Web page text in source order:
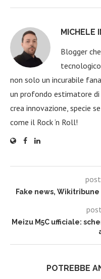
MICHELE
Blogger
non solo un incurabile
un profondo estimatore
crea innovazione, specie
come il Rock ‘n Roll!
Fake news,
Meizu M5C ufficiale:
POTREBBE